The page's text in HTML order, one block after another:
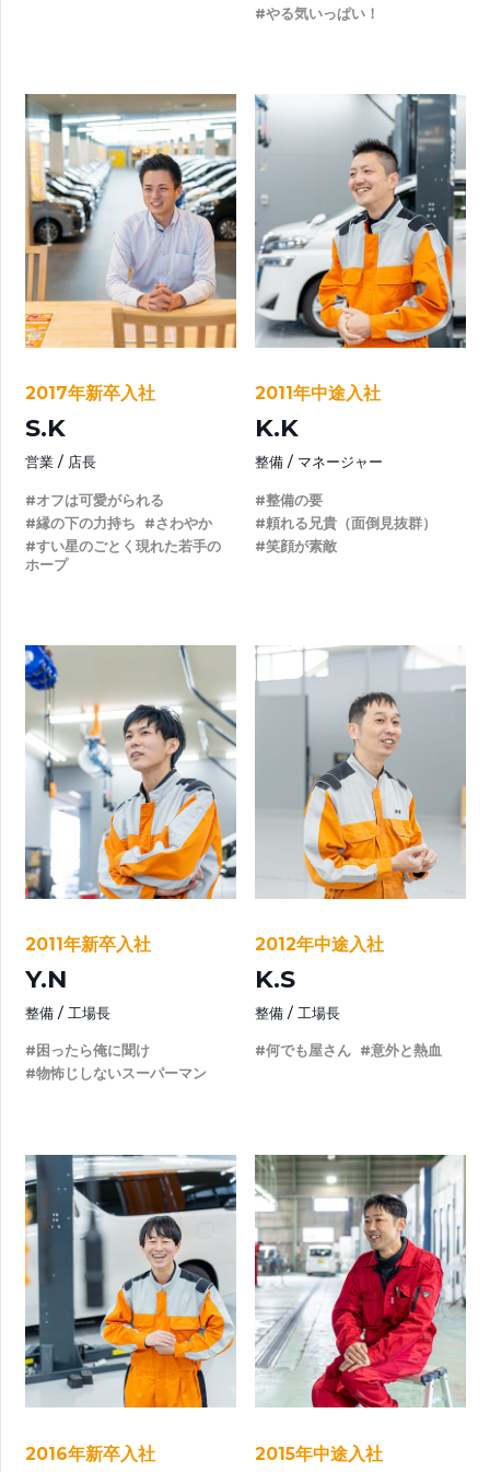
#やる気いっぱい！
2017年新卒入社
S.K
営業 店長
#オフは可愛がられる
#縁の下の力持ち
#さわやか
#すい星のごとく現れた若手の
ホープ
2011年中途入社
K.K
整備 マネージャー
#整備の要
#頼れる兄貴（面倒見抜群）
#笑顔が素敵
2011年新卒入社
Y.N
整備 工場長
#困ったら俺に聞け
#物怖じしないスーパーマン
2012年中途入社
K.S
整備 工場長
#何でも屋さん #意外と熱血
2016年新卒入社 2015年中途入社